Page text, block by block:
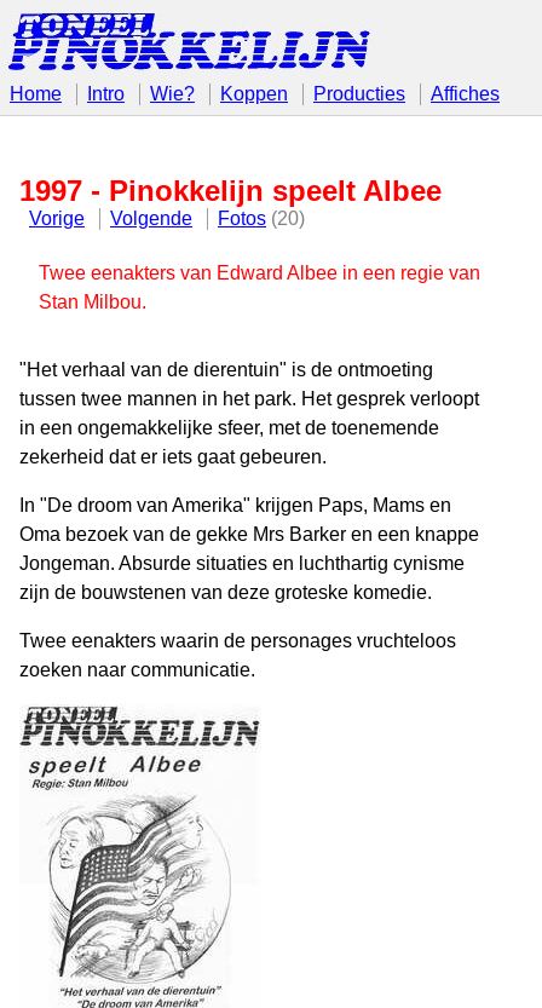
Home Intro Wie? Koppen Producties Affiches
1997 - Pinokkelijn speelt Albee
Vorige Volgende Fotos (20)
Twee eenakters van Edward Albee in een regie van
Stan Milbou.
"Het verhaal van de dierentuin" is de ontmoeting
tussen twee mannen in het park. Het gesprek verloopt
in een ongemakkelijke sfeer, met de toenemende
zekerheid dat er iets gaat gebeuren.
In "De droom van Amerika" krijgen Paps, Mams en
Oma bezoek van de gekke Mrs Barker en een knappe
Jongeman. Absurde situaties en luchthartig cynisme
zijn de bouwstenen van deze groteske komedie.
Twee eenakters waarin de personages vruchteloos
zoeken naar communicatie.